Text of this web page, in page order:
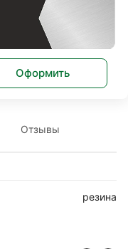
Оформить
Отзывы
резина